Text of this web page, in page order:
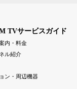
TVサービスガイド
内・料金
ル紹介
ン・周辺機器